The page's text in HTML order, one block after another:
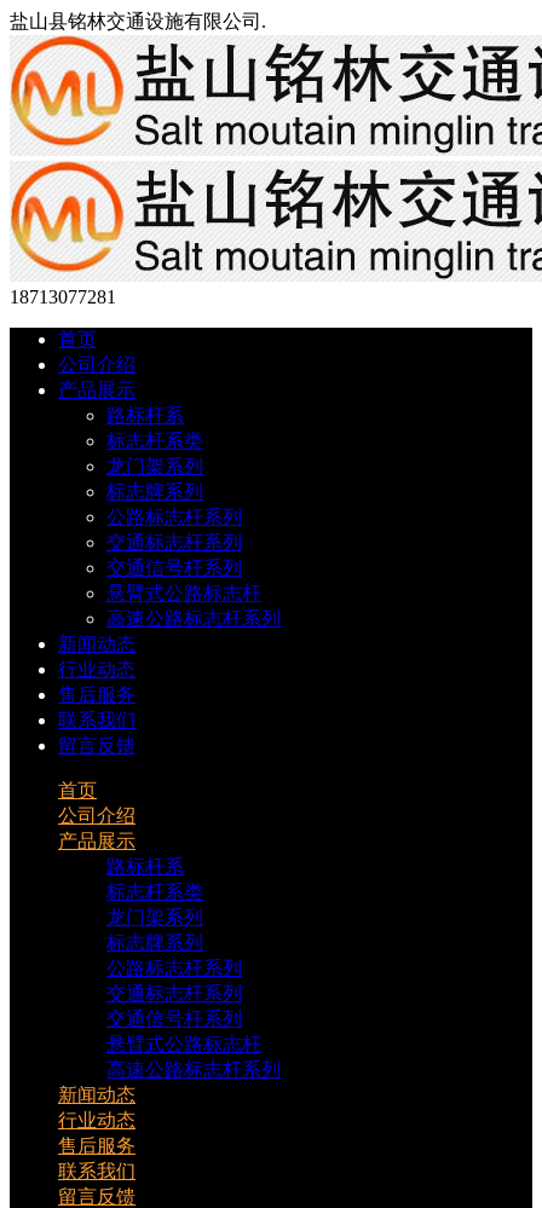
盐山县铭林交通设施有限公司.
18713077281
首页
公司介绍
产品展示
路标杆系
标志杆系类
龙门架系列
标志牌系列
公路标志杆系列
交通标志杆系列
交通信号杆系列
悬臂式公路标志杆
高速公路标志杆系列
新闻动态
行业动态
售后服务
联系我们
留言反馈
首页
公司介绍
产品展示
路标杆系
标志杆系类
龙门架系列
标志牌系列
公路标志杆系列
交通标志杆系列
交通信号杆系列
悬臂式公路标志杆
高速公路标志杆系列
新闻动态
行业动态
售后服务
联系我们
留言反馈